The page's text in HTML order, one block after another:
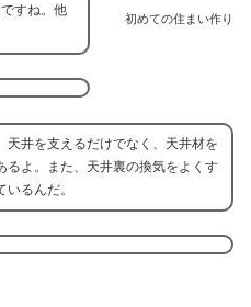
初めての住まい作り
すね。他
天井を支えるだけでなく、天井材を
るよ。また、天井裏の換気をよくす
るんだ。